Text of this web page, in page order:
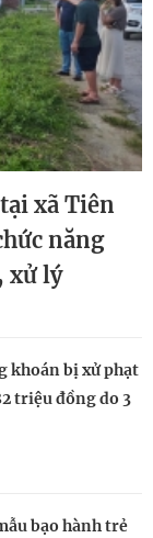
xã Tiên
năng
xử lý
khoán bị xử phạt
triệu đồng do 3
bạo hành trẻ